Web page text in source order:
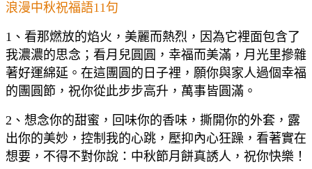
浪漫中秋祝福語11句
1、看那燃放的焰火，美麗而熱烈，因為它裡面包含了
我濃濃的思念；看月兒圓圓，幸福而美滿，月光里摻雜
著好運綿延。在這團圓的日子裡，願你與家人過個幸福
的團圓節，祝你從此步步高升，萬事皆圓滿。
2、想念你的甜蜜，回味你的香味，撕開你的外套，露
出你的美妙，控制我的心跳，壓抑內心狂躁，看著實在
想要，不得不對你說：中秋節月餅真誘人，祝你快樂！